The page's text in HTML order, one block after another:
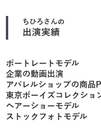
ちひろ さんの
出演実績
ポートレートモデル
企業の動画出演
アパレルショップの商品
東京ボーイズコレクショ
ヘアーショーモデル
ストックフォトモデル